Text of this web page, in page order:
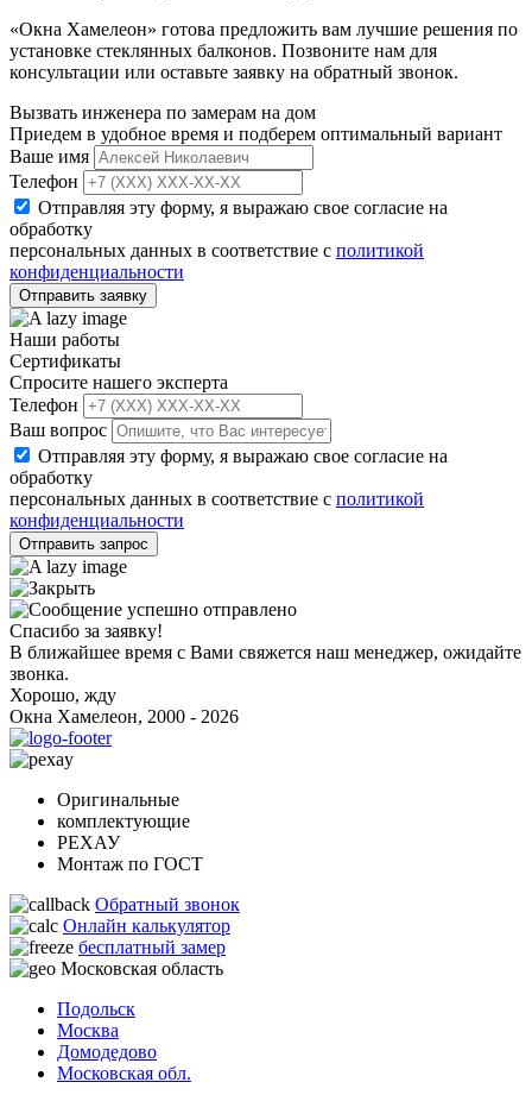
«Окна Хамелеон» готова предложить вам лучшие решения по
установке стеклянных балконов. Позвоните нам для
консультации или оставьте заявку на обратный звонок.
Вызвать инженера по замерам на дом
Приедем в удобное время и подберем оптимальный вариант
Ваше имя
Телефон
Отправляя эту форму, я выражаю свое согласие на
обработку
персональных данных в соответствие с политикой
конфиденциальности
Отправить заявку
Наши работы
Сертификаты
Спросите нашего эксперта
Телефон
Ваш вопрос
Отправляя эту форму, я выражаю свое согласие на
обработку
персональных данных в соответствие с политикой
конфиденциальности
Отправить запрос
Спасибо за заявку!
В ближайшее время с Вами свяжется наш менеджер, ожидайте
звонка.
Хорошо, жду
Окна Хамелеон, 2000 - 2026
Оригинальные
комплектующие
РЕХАУ
Монтаж по ГОСТ
Обратный звонок
Онлайн калькулятор
бесплатный замер
Московская область
Подольск
Москва
Домодедово
Московская обл.